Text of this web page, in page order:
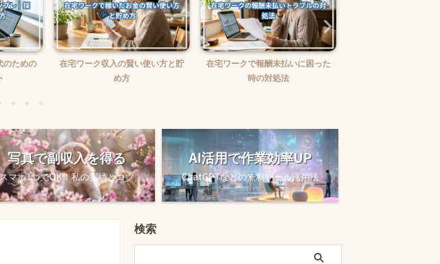
のための
在宅ワーク収入の賢い使い方と貯
め方
在宅ワークで報酬未払いに困った
時の対処法
写真で副収入を得る
スマホ1つでOK！私の実績とコツ
AI活用で作業効率UP
ChatGPTなどの無料ツール活用法
検索